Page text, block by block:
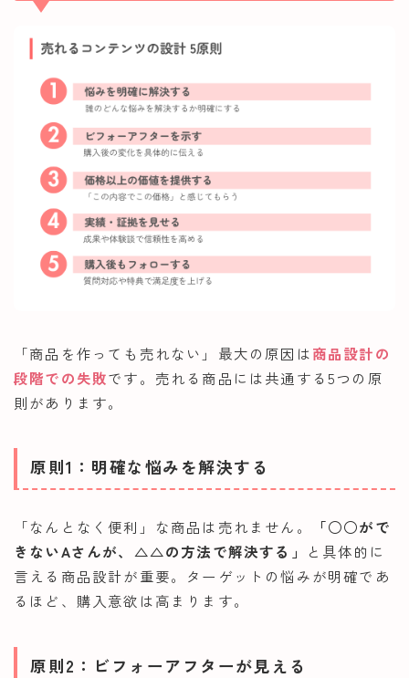
「商品を作っても売れない」最大の原因は商品設計の
段階での失敗です。売れる商品には共通する5つの原
則があります。
原則1：明確な悩みを解決する
「なんとなく便利」な商品は売れません。
「○○がで
きないAさんが、△△の方法で解決する」
と具体的に
言える商品設計が重要。ターゲットの悩みが明確であ
るほど、購入意欲は高まります。
原則2：ビフォーアフターが見える